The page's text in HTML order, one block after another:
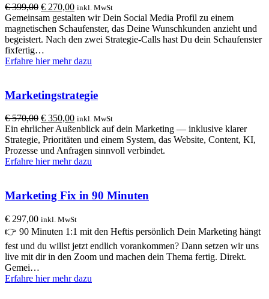
€399,00 Ursprünglicher
Preis
war:
€ 399,00
€ 270,00Aktueller
Preis
ist:
€ 270,00.
inkl. MwSt
Gemeinsam gestalten wir Dein Social Media Profil zu einem
magnetischen Schaufenster, das Deine Wunschkunden anzieht und
begeistert. Nach den zwei Strategie-Calls hast Du dein Schaufenster
fixfertig…
Erfahre hier mehr dazu
Marketingstrategie
€570,00 Ursprünglicher
Preis
war:
€ 570,00
€ 350,00Aktueller
Preis
ist:
€ 350,00.
inkl. MwSt
Ein ehrlicher Außenblick auf dein Marketing — inklusive klarer
Strategie, Prioritäten und einem System, das Website, Content, KI,
Prozesse und Anfragen sinnvoll verbindet.
Erfahre hier mehr dazu
Marketing Fix in 90 Minuten
€ 297,00 inkl. MwSt
👉 90 Minuten 1:1 mit den Heftis persönlich Dein Marketing hängt
fest und du willst jetzt endlich vorankommen? Dann setzen wir uns
live mit dir in den Zoom und machen dein Thema fertig. Direkt.
Gemei…
Erfahre hier mehr dazu